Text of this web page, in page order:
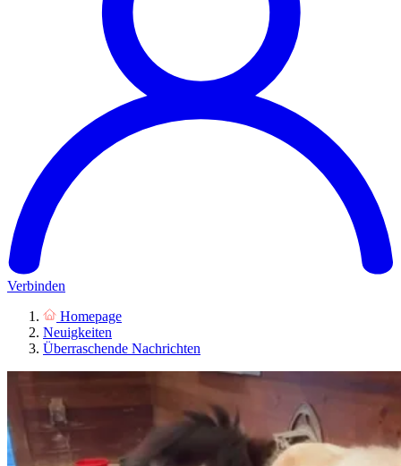
Verbinden
Homepage
Neuigkeiten
Überraschende Nachrichten